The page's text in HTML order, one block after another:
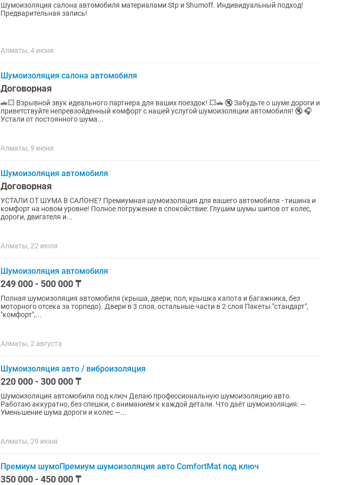
Шумоизоляция салона автомобиля материалами Stp и Shumoff. Индивидуальный подход!
Предварительная запись!
Алматы, 4 июня
Шумоизоляция салона автомобиля
Договорная
🚗💥 Взрывной звук идеального партнера для ваших поездок! 💥🚗 🔇 Забудьте о шуме дороги и
приветствуйте непревзойденный комфорт с нашей услугой шумоизоляции автомобиля! 🔇 🎧
Устали от постоянного шума...
Алматы, 9 июня
Шумоизоляция автомобиля
Договорная
УСТАЛИ ОТ ШУМА В САЛОНЕ? Премиумная шумоизоляция для вашего автомобиля - тишина и
комфорт на новом уровне! Полное погружение в спокойствие: Глушим шумы шипов от колес,
дороги, двигателя и...
Алматы, 22 июля
Шумоизоляция автомобиля
249 000 - 500 000 ₸
Полная шумоизоляция автомобиля (крыша, двери, пол, крышка капота и багажника, без
моторного отсека за торпедо). Двери в 3 слоя, остальные части в 2 слоя Пакеты "стандарт",
"комфорт",...
Алматы, 2 августа
Шумоизоляция авто / виброизоляция
220 000 - 300 000 ₸
Шумоизоляция автомобиля под ключ Делаю профессиональную шумоизоляцию авто.
Работаю аккуратно, без спешки, с вниманием к каждой детали. Что даёт шумоизоляция: —
Уменьшение шума дороги и колес —...
Алматы, 29 июня
Премиум шумоПремиум шумоизоляция авто ComfortMat под ключ
350 000 - 450 000 ₸